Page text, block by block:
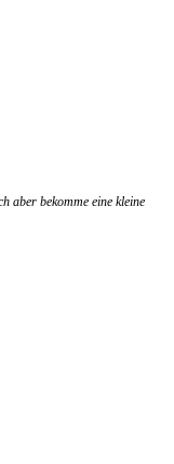
aber bekomme eine kleine